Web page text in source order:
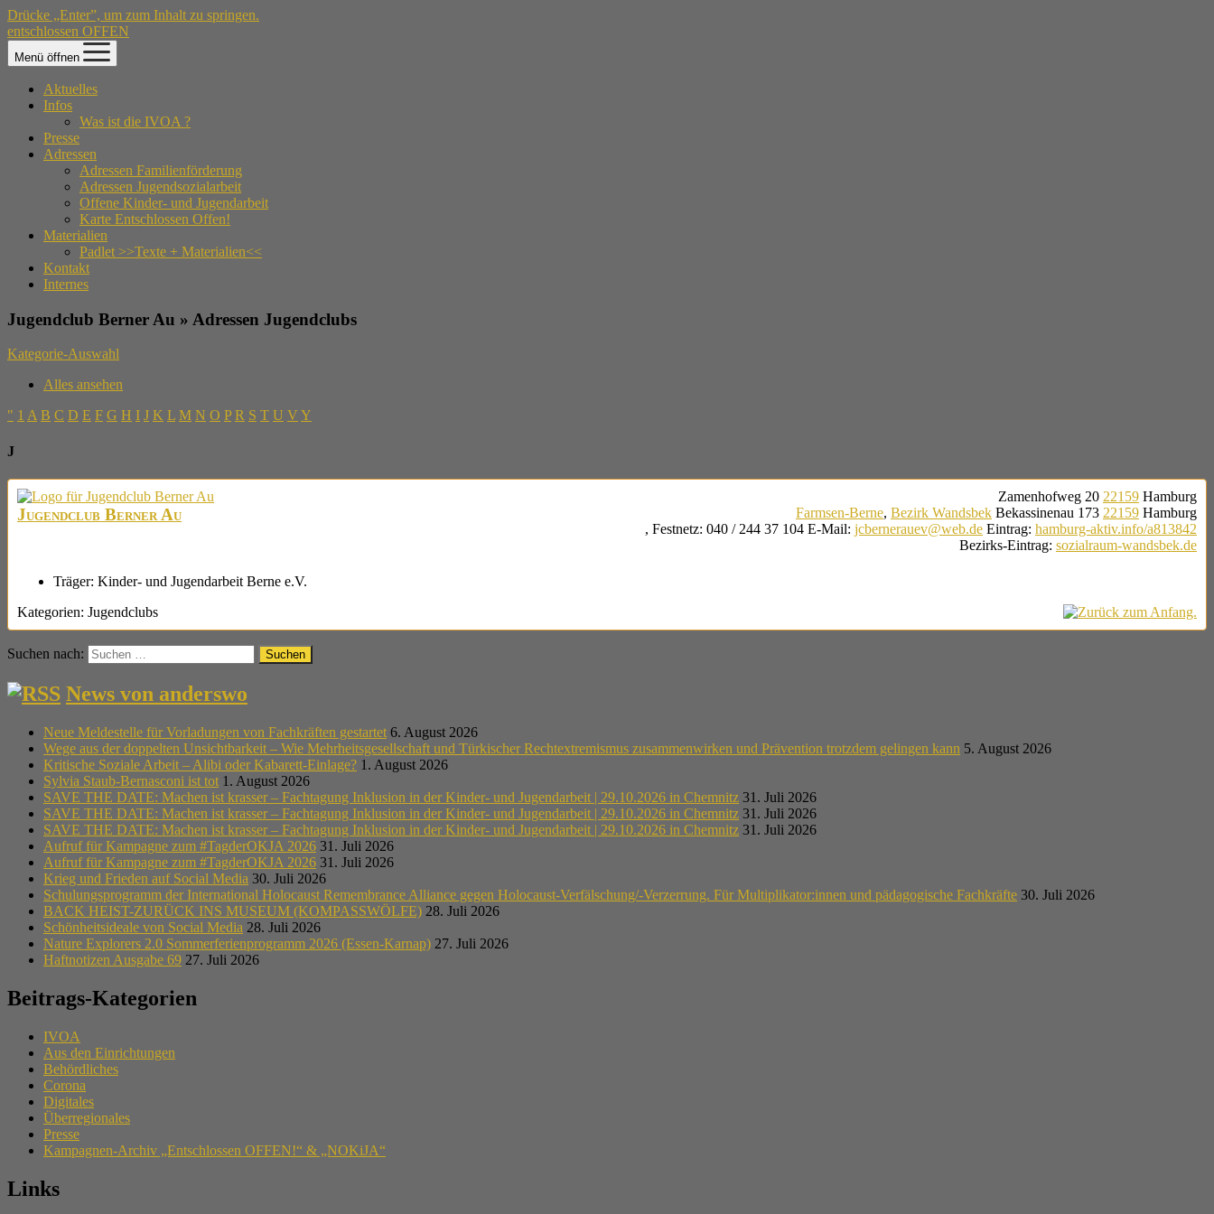
Drücke „Enter”, um zum Inhalt zu springen.
entschlossen OFFEN
Menü öffnen
Aktuelles
Infos
Was ist die IVOA ?
Presse
Adressen
Adressen Familienförderung
Adressen Jugendsozialarbeit
Offene Kinder- und Jugendarbeit
Karte Entschlossen Offen!
Materialien
Padlet >>Texte + Materialien<<
Kontakt
Internes
Jugendclub Berner Au » Adressen Jugendclubs
Kategorie-Auswahl
Alles ansehen
" 1 A B C D E F G H I J K L M N O P R S T U V Y
J
Jugendclub Berner Au
Zamenhofweg 20 22159 Hamburg
Farmsen-Berne, Bezirk Wandsbek Bekassinenau 173 22159 Hamburg
, Festnetz: 040 / 244 37 104 E-Mail: jcbernerauev@web.de Eintrag: hamburg-aktiv.info/a813842
Bezirks-Eintrag: sozialraum-wandsbek.de
Träger: Kinder- und Jugendarbeit Berne e.V.
Kategorien: Jugendclubs
Suchen nach:
News von anderswo
Neue Meldestelle für Vorladungen von Fachkräften gestartet 6. August 2026
Wege aus der doppelten Unsichtbarkeit – Wie Mehrheitsgesellschaft und Türkischer Rechtextremismus zusammenwirken und Prävention trotzdem gelingen kann 5. August 2026
Kritische Soziale Arbeit – Alibi oder Kabarett-Einlage? 1. August 2026
Sylvia Staub-Bernasconi ist tot 1. August 2026
SAVE THE DATE: Machen ist krasser – Fachtagung Inklusion in der Kinder- und Jugendarbeit | 29.10.2026 in Chemnitz 31. Juli 2026
SAVE THE DATE: Machen ist krasser – Fachtagung Inklusion in der Kinder- und Jugendarbeit | 29.10.2026 in Chemnitz 31. Juli 2026
SAVE THE DATE: Machen ist krasser – Fachtagung Inklusion in der Kinder- und Jugendarbeit | 29.10.2026 in Chemnitz 31. Juli 2026
Aufruf für Kampagne zum #TagderOKJA 2026 31. Juli 2026
Aufruf für Kampagne zum #TagderOKJA 2026 31. Juli 2026
Krieg und Frieden auf Social Media 30. Juli 2026
Schulungsprogramm der International Holocaust Remembrance Alliance gegen Holocaust-Verfälschung/-Verzerrung. Für Multiplikator:innen und pädagogische Fachkräfte 30. Juli 2026
BACK HEIST-ZURÜCK INS MUSEUM (KOMPASSWÖLFE) 28. Juli 2026
Schönheitsideale von Social Media 28. Juli 2026
Nature Explorers 2.0 Sommerferienprogramm 2026 (Essen-Karnap) 27. Juli 2026
Haftnotizen Ausgabe 69 27. Juli 2026
Beitrags-Kategorien
IVOA
Aus den Einrichtungen
Behördliches
Corona
Digitales
Überregionales
Presse
Kampagnen-Archiv „Entschlossen OFFEN!“ & „NOKiJA“
Links